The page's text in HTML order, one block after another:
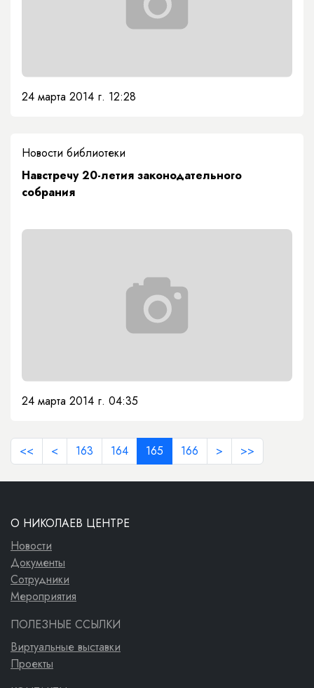
24 марта 2014 г. 12:28
Новости библиотеки
Навстречу 20-летия законодательного
собрания
24 марта 2014 г. 04:35
<< < 163 164 165 166 > >>
О НИКОЛАЕВ ЦЕНТРЕ
Новости
Документы
Сотрудники
Мероприятия
ПОЛЕЗНЫЕ ССЫЛКИ
Виртуальные выставки
Проекты